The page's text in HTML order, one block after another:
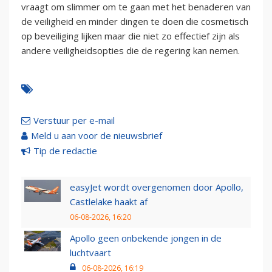
vraagt om slimmer om te gaan met het benaderen van
de veiligheid en minder dingen te doen die cosmetisch
op beveiliging lijken maar die niet zo effectief zijn als
andere veiligheidsopties die de regering kan nemen.
Verstuur per e-mail
Meld u aan voor de nieuwsbrief
Tip de redactie
easyJet wordt overgenomen door Apollo,
Castlelake haakt af
06-08-2026, 16:20
Apollo geen onbekende jongen in de
luchtvaart
06-08-2026, 16:19